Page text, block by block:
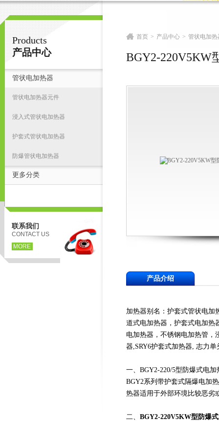
扬州志力电气科技有限公司/扬州高压测试仪
Products
产品中心
管状电加热器
管状电加热器元件
浸入式管状电加热器
护套式管状电加热器
防爆管状电加热器
更多分类
联系我们
CONTACT US
MORE
首页 > 产品中心 > 管状电加热
BGY2-220V5KW
产品介绍
加热器别名：护套式管状电加
道式电加热器，护套式电加热
电加热器，不锈钢电加热管，
器,SRY6护套式加热器, 志力
一、BGY2-220/5型防爆式电加
BGY2系列带护套式隔爆电加
热器适用于外部环境比较恶劣
二、 BGY2-220V5KW型防爆